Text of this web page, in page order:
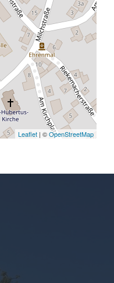
Leaflet | ©OpenStreetMap